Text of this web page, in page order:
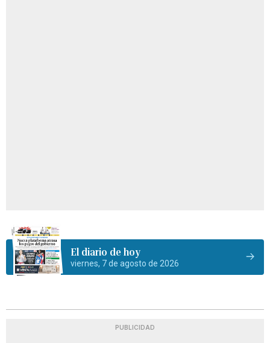
El diario de hoy
viernes, 7 de agosto de 2026
PUBLICIDAD